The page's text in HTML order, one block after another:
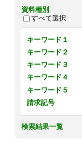
資料種別
すべて選択
キーワード１
キーワード２
キーワード３
キーワード４
キーワード５
請求記号
検索結果一覧